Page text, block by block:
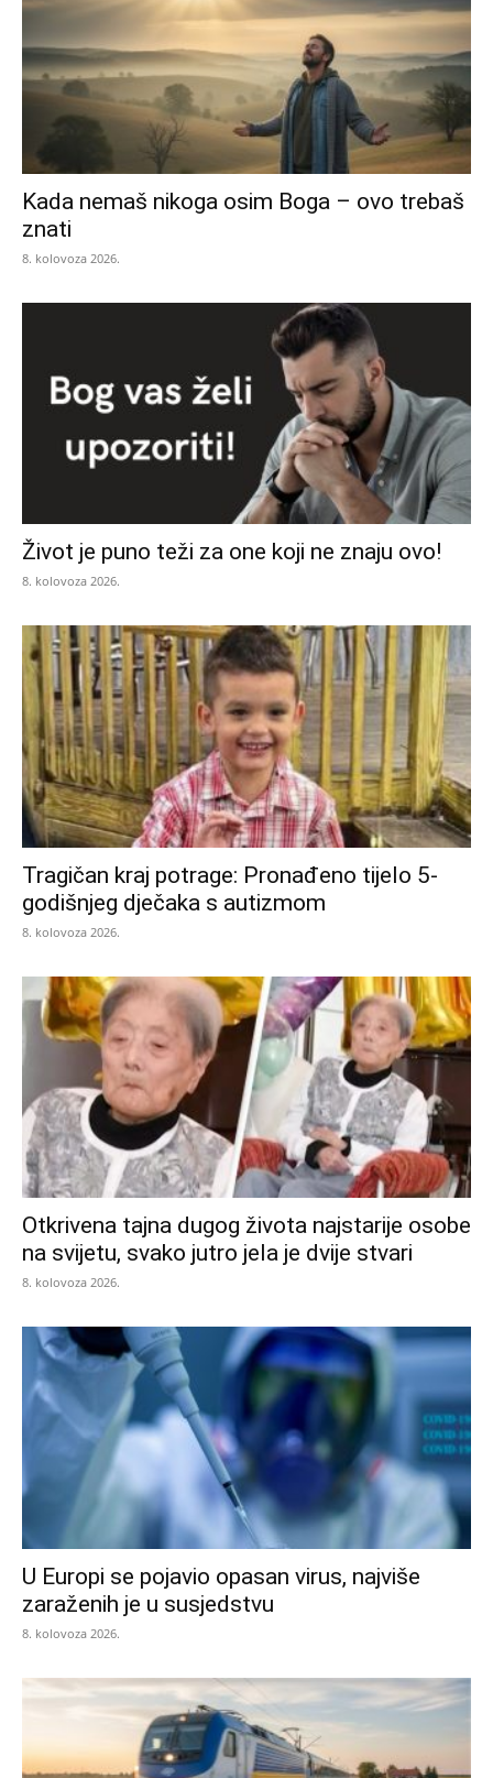
Kada nemaš nikoga osim Boga – ovo trebaš
znati
8. kolovoza 2026.
Život je puno teži za one koji ne znaju ovo!
8. kolovoza 2026.
Tragičan kraj potrage: Pronađeno tijelo 5-
godišnjeg dječaka s autizmom
8. kolovoza 2026.
Otkrivena tajna dugog života najstarije osobe
na svijetu, svako jutro jela je dvije stvari
8. kolovoza 2026.
U Europi se pojavio opasan virus, najviše
zaraženih je u susjedstvu
8. kolovoza 2026.